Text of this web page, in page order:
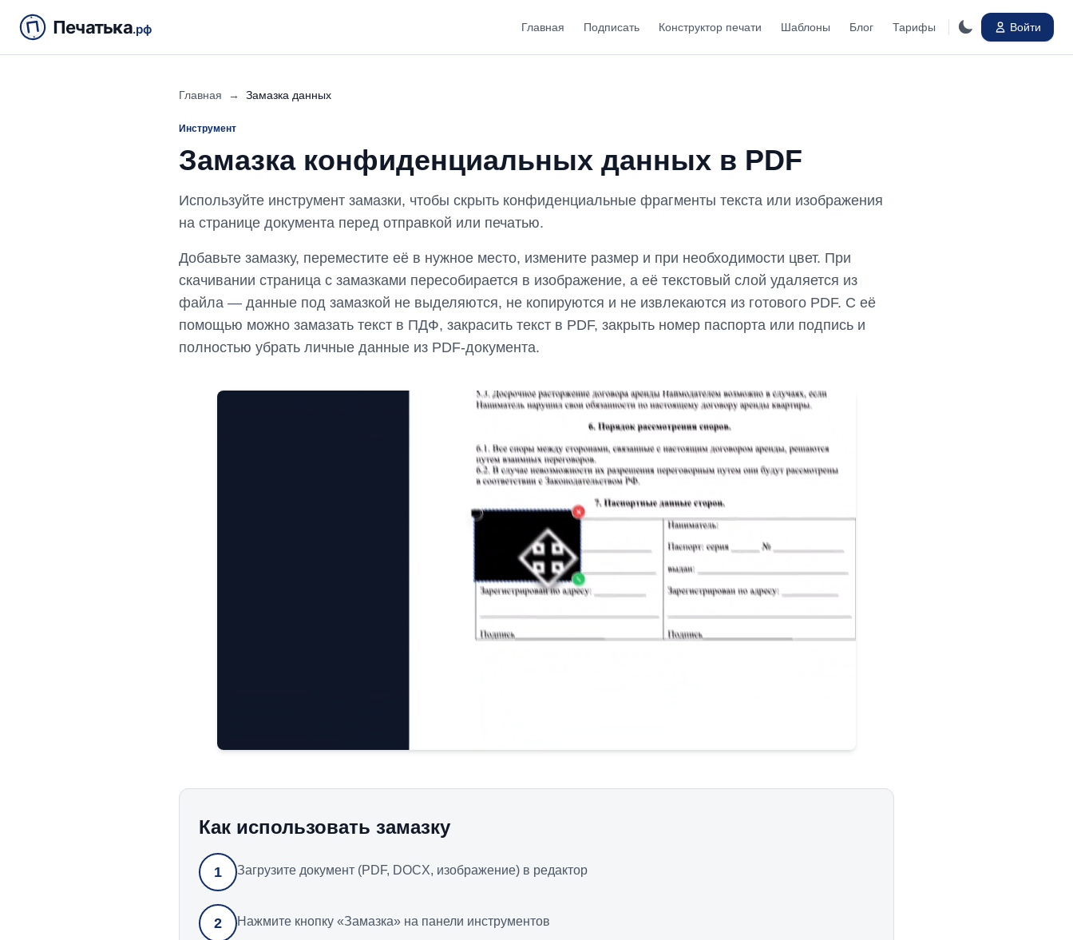
Печатька.рф Главная Подписать Конструктор печати Шаблоны Блог Тарифы Войти
Главная → Замазка данных
Инструмент
Замазка конфиденциальных данных в PDF
Используйте инструмент замазки, чтобы скрыть конфиденциальные фрагменты текста или изображения
на странице документа перед отправкой или печатью.
Добавьте замазку, переместите её в нужное место, измените размер и при необходимости цвет. При
скачивании страница с замазками пересобирается в изображение, а её текстовый слой удаляется из
файла — данные под замазкой не выделяются, не копируются и не извлекаются из готового PDF. С её
помощью можно замазать текст в ПДФ, закрасить текст в PDF, закрыть номер паспорта или подпись и
полностью убрать личные данные из PDF-документа.
Как использовать замазку
1 Загрузите документ (PDF, DOCX, изображение) в редактор
2 Нажмите кнопку «Замазка» на панели инструментов